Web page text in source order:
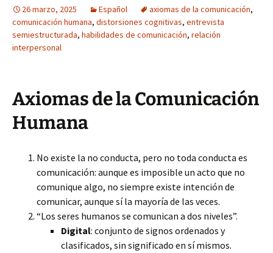
26 marzo, 2025 Español axiomas de la comunicación,
comunicación humana, distorsiones cognitivas, entrevista
semiestructurada, habilidades de comunicación, relación
interpersonal
Axiomas de la Comunicación
Humana
No existe la no conducta, pero no toda conducta es
comunicación: aunque es imposible un acto que no
comunique algo, no siempre existe intención de
comunicar, aunque sí la mayoría de las veces.
“Los seres humanos se comunican a dos niveles”.
Digital: conjunto de signos ordenados y
clasificados, sin significado en sí mismos.